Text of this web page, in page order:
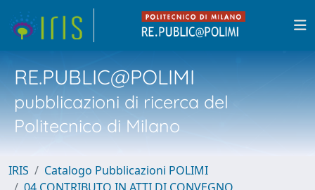
RE.PUBLIC@POLIMI
pubblicazioni di ricerca del
Politecnico di Milano
IRIS
Catalogo Pubblicazioni POLIMI